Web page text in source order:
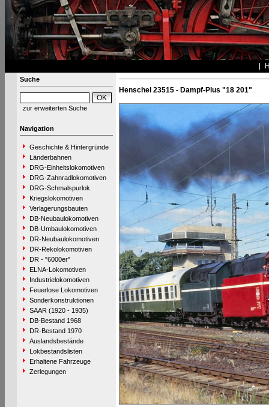
Suche
zur erweiterten Suche
Navigation
Geschichte & Hintergründe
Länderbahnen
DRG-Einheitslokomotiven
DRG-Zahnradlokomotiven
DRG-Schmalspurlok.
Kriegslokomotiven
Verlagerungsbauten
DB-Neubaulokomotiven
DB-Umbaulokomotiven
DR-Neubaulokomotiven
DR-Rekolokomotiven
DR - "6000er"
ELNA-Lokomotiven
Industrielokomotiven
Feuerlose Lokomotiven
Sonderkonstruktionen
SAAR (1920 - 1935)
DB-Bestand 1968
DR-Bestand 1970
Auslandsbestände
Lokbestandslisten
Erhaltene Fahrzeuge
Zerlegungen
Henschel 23515 - Dampf-Plus "18 201"